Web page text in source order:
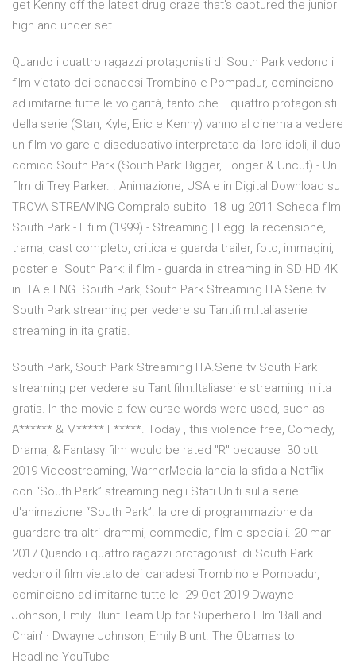
get Kenny off the latest drug craze that's captured the junior
high and under set.
Quando i quattro ragazzi protagonisti di South Park vedono il
film vietato dei canadesi Trombino e Pompadur, cominciano
ad imitarne tutte le volgarità, tanto che I quattro protagonisti
della serie (Stan, Kyle, Eric e Kenny) vanno al cinema a vedere
un film volgare e diseducativo interpretato dai loro idoli, il duo
comico South Park (South Park: Bigger, Longer & Uncut) - Un
film di Trey Parker. . Animazione, USA e in Digital Download su
TROVA STREAMING Compralo subito 18 lug 2011 Scheda film
South Park - Il film (1999) - Streaming | Leggi la recensione,
trama, cast completo, critica e guarda trailer, foto, immagini,
poster e South Park: il film - guarda in streaming in SD HD 4K
in ITA e ENG. South Park, South Park Streaming ITA.Serie tv
South Park streaming per vedere su Tantifilm.Italiaserie
streaming in ita gratis.
South Park, South Park Streaming ITA.Serie tv South Park
streaming per vedere su Tantifilm.Italiaserie streaming in ita
gratis. In the movie a few curse words were used, such as
A****** & M***** F*****. Today , this violence free, Comedy,
Drama, & Fantasy film would be rated "R" because 30 ott
2019 Videostreaming, WarnerMedia lancia la sfida a Netflix
con “South Park” streaming negli Stati Uniti sulla serie
d'animazione “South Park”. la ore di programmazione da
guardare tra altri drammi, commedie, film e speciali. 20 mar
2017 Quando i quattro ragazzi protagonisti di South Park
vedono il film vietato dei canadesi Trombino e Pompadur,
cominciano ad imitarne tutte le 29 Oct 2019 Dwayne
Johnson, Emily Blunt Team Up for Superhero Film 'Ball and
Chain' · Dwayne Johnson, Emily Blunt. The Obamas to
Headline YouTube